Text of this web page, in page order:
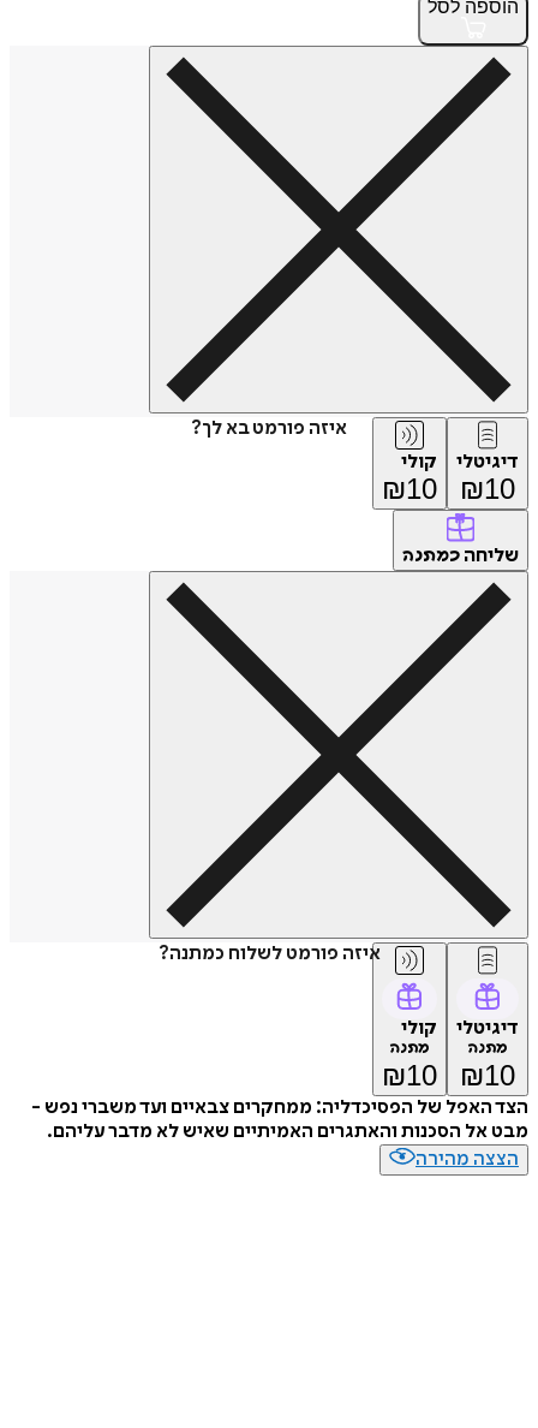
הוספה לסל
איזה פורמט בא לך?
דיגיטלי
₪10
קולי
₪10
שליחה כמתנה
איזה פורמט לשלוח כמתנה?
דיגיטלי
מתנה
₪10
קולי
מתנה
₪10
הצד האפל של הפסיכדליה: ממחקרים צבאיים ועד משברי נפש -
מבט אל הסכנות והאתגרים האמיתיים שאיש לא מדבר עליהם.
הצצה מהירה